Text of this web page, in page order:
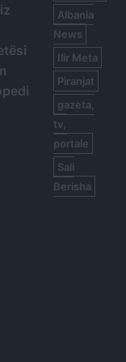
Albania
News
Ilir Meta
Piranjat
gazeta,
tv,
portale
Sali
Berisha